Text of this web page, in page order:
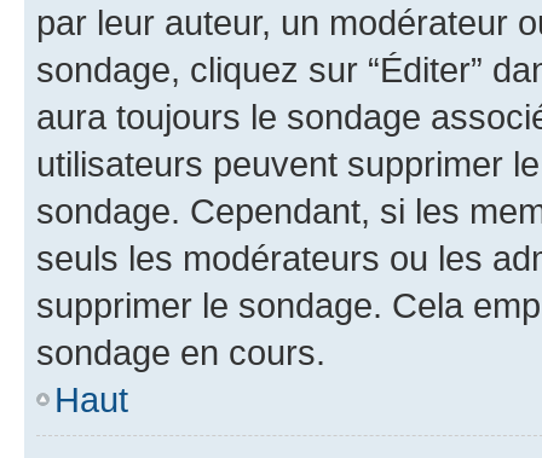
par leur auteur, un modérateur
sondage, cliquez sur “Éditer”
aura toujours le sondage
utilisateurs peuvent supprimer
sondage. Cependant, si les
seuls les modérateurs ou les
supprimer le sondage. Cela
sondage en cours.
Haut